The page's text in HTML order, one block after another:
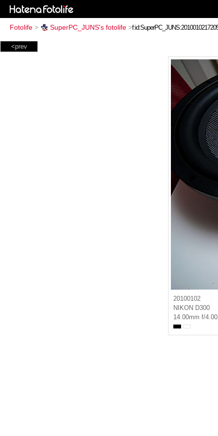
Fotolife > SuperPC_JUNS's fotolife >
<prev
20100102
NIKON D300
14.00mm f/4.00